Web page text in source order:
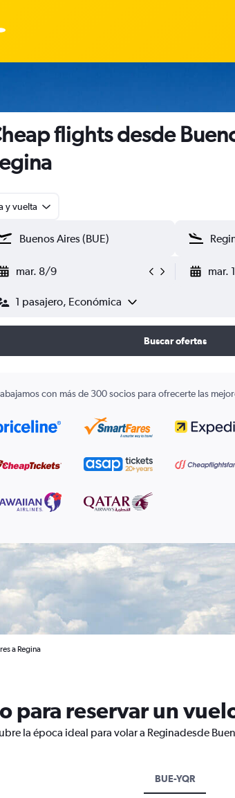
flights desde
y vuelta
mar. 8/9 mar.
1 pasajero, Económica
Buscar ofertas
con más de 300 socios para ofrecerte las
a Regina
para reservar un
la época ideal para volar a Reginadesde
BUE-YQR